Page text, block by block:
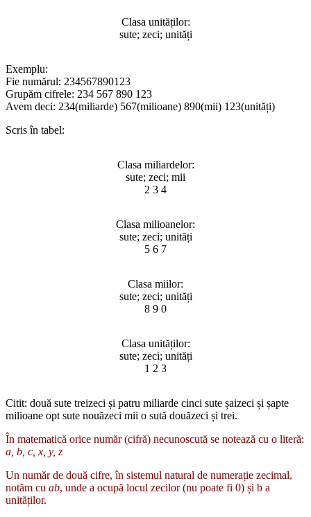
Clasa unităților:
sute; zeci; unități
Exemplu:
Fie numărul: 234567890123
Grupăm cifrele: 234 567 890 123
Avem deci: 234(miliarde) 567(milioane) 890(mii) 123(unități)
Scris în tabel:
Clasa miliardelor:
sute; zeci; mii
2 3 4
Clasa milioanelor:
sute; zeci; unități
5 6 7
Clasa miilor:
sute; zeci; unități
8 9 0
Clasa unităților:
sute; zeci; unități
1 2 3
Citit: două sute treizeci și patru miliarde cinci sute șaizeci și șapte
milioane opt sute nouăzeci mii o sută douăzeci și trei.
În matematică orice număr (cifră) necunoscută se notează cu o literă:
a, b, c, x, y, z
Un număr de două cifre, în sistemul natural de numerație zecimal,
notăm cu ab, unde a ocupă locul zecilor (nu poate fi 0) și b a
unităților.